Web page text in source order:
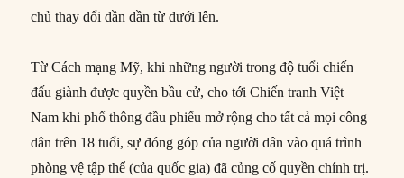
chủ thay đổi dần dần từ dưới lên.
Từ Cách mạng Mỹ, khi những người trong độ tuổi chiến
đấu giành được quyền bầu cử, cho tới Chiến tranh Việt
Nam khi phổ thông đầu phiếu mở rộng cho tất cả mọi công
dân trên 18 tuổi, sự đóng góp của người dân vào quá trình
phòng vệ tập thể (của quốc gia) đã củng cố quyền chính trị.